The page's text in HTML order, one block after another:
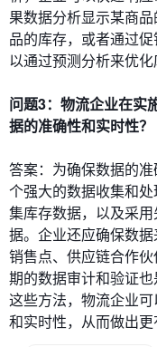
果数据分析显示某商
品的库存，或者通过
以通过预测分析来优化
问题3：物流企业在实
据的准确性和实时性？
答案：为确保数据的
个强大的数据收集和
集库存数据，以及采
据。企业还应确保数
销售点、供应链合作
期的数据审计和验证
这些方法，物流企业
和实时性，从而做出更